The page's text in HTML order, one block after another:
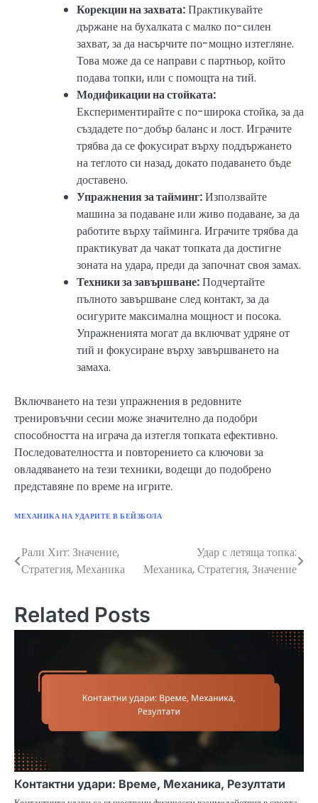
Корекции на захвата:Практикувайте
държане на бухалката с малко по-силен
захват, за да насърчите по-мощно изтегляне.
Това може да се направи с партньор, който
подава топки, или с помощта на тий.
Модификации на стойката:
Експериментирайте с по-широка стойка, за да
създадете по-добър баланс и лост. Играчите
трябва да се фокусират върху поддържането
на теглото си назад, докато подаването бъде
доставено.
Упражнения за тайминг:Използвайте
машина за подаване или живо подаване, за да
работите върху тайминга. Играчите трябва да
практикуват да чакат топката да достигне
зоната на удара, преди да започнат своя замах.
Техники за завършване:Подчертайте
пълното завършване след контакт, за да
осигурите максимална мощност и посока.
Упражненията могат да включват удряне от
тий и фокусиране върху завършването на
замаха.
Включването на тези упражнения в редовните
тренировъчни сесии може значително да подобри
способността на играча да изтегля топката ефективно.
Последователността и повторението са ключови за
овладяването на тези техники, водещи до подобрено
представяне по време на игрите.
МЕХАНИКА НА УДАРИТЕ В БЕЙЗБОЛА
Post
navigation
Рали Хит: Значение,
Стратегия, Механика
Удар с летяща топка:
Механика, Стратегия, Значение
Related Posts
Контактни удари: Време, Механика, Резултати